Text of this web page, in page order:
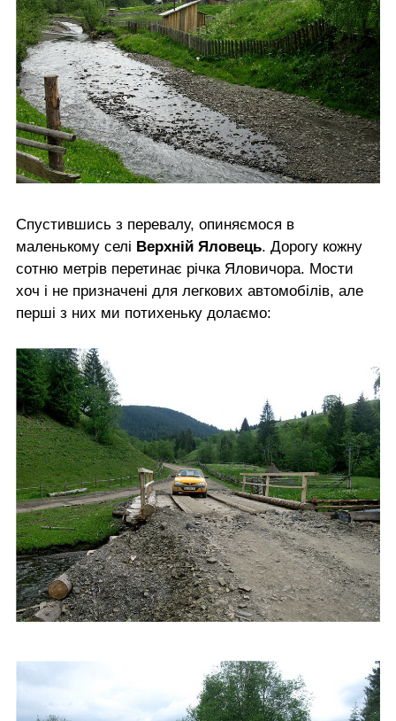
Спустившись з перевалу, опиняємося в
маленькому селі Верхній Яловець. Дорогу кожну
сотню метрів перетинає річка Яловичора. Мости
хоч і не призначені для легкових автомобілів, але
перші з них ми потихеньку долаємо: